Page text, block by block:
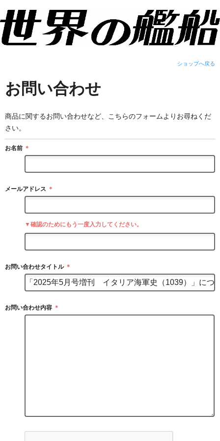
ショップへ戻る
お問い合わせ
商品に関するお問い合わせなど、こちらのフォームよりお尋ねくだ
さい。
お名前 ＊
メールアドレス ＊
▼確認のためにもう一度入力してください。
お問い合わせタイトル ＊
お問い合わせ内容 ＊